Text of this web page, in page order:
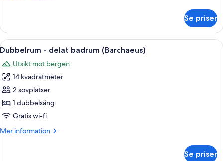
-
delat
badrum
Se priser
Öppna
alla
foton
för
Dubbelrum
-
delat
(Barchaeus)
Ett hotellrum med en säng, en
6
Dubbelrum - delat badrum (Barchaeus)
Utsikt mot bergen
14 kvadratmeter
2 sovplatser
1 dubbelsäng
Gratis wi-fi
Mer information
Mer
Se priser